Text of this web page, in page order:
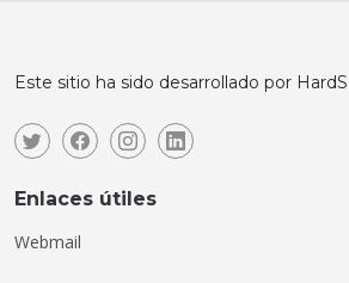
Este sitio ha sido desarrollado por
Enlaces útiles
Webmail